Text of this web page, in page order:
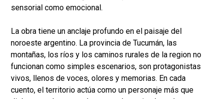
sensorial como emocional.
La obra tiene un anclaje profundo en el paisaje del
noroeste argentino. La provincia de Tucumán, las
montañas, los ríos y los caminos rurales de la region no
funcionan como simples escenarios, son protagonistas
vivos, llenos de voces, olores y memorias. En cada
cuento, el territorio actúa como un personaje más que